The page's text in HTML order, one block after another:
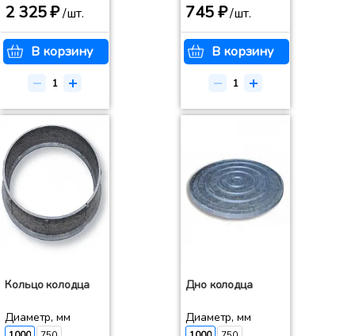
2 325 ₽/шт.
В корзину
745 ₽/шт.
В корзину
Кольцо колодца
Диаметр, мм
Дно колодца
Диаметр, мм